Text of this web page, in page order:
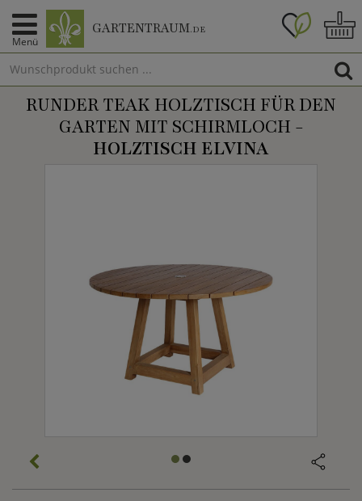
Menü
GARTENTRAUM.DE
RUNDER TEAK HOLZTISCH FÜR DEN
GARTEN MIT SCHIRMLOCH -
HOLZTISCH ELVINA